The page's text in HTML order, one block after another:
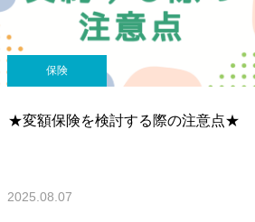
保険
★変額保険を検討する際の注意点★
2025.08.07